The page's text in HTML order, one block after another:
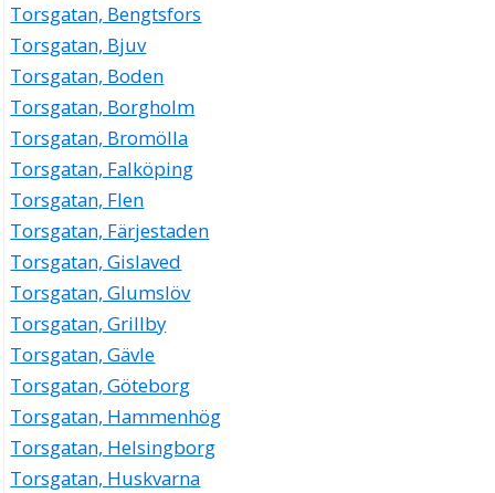
Torsgatan, Bengtsfors
Torsgatan, Bjuv
Torsgatan, Boden
Torsgatan, Borgholm
Torsgatan, Bromölla
Torsgatan, Falköping
Torsgatan, Flen
Torsgatan, Färjestaden
Torsgatan, Gislaved
Torsgatan, Glumslöv
Torsgatan, Grillby
Torsgatan, Gävle
Torsgatan, Göteborg
Torsgatan, Hammenhög
Torsgatan, Helsingborg
Torsgatan, Huskvarna